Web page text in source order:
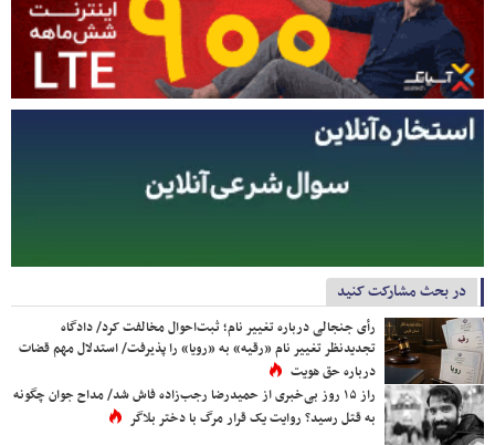
در بحث مشارکت کنید
رأی جنجالی درباره تغییر نام؛ ثبت‌احوال مخالفت کرد/ دادگاه
تجدیدنظر تغییر نام «رقیه» به «رویا» را پذیرفت/ استدلال مهم قضات
درباره حق هویت
راز ۱۵ روز بی‌خبری از حمیدرضا رجب‌زاده فاش شد/ مداح جوان چگونه
به قتل رسید؟ روایت یک قرار مرگ با دختر بلاگر